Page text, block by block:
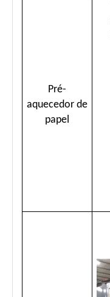
Pré-
aquecedor de
papel